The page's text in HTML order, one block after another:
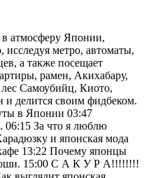
в атмосферу Японии,
метро, автоматы,
а также посещает
рамен, Акихабару,
Самоубийц, Киото,
делится своим фидбеком.
в Японии 03:47
06:15 За что я люблю
и японская мода
13:22 Почему японцы
15:00 С А К У Р А!!!!!!!!